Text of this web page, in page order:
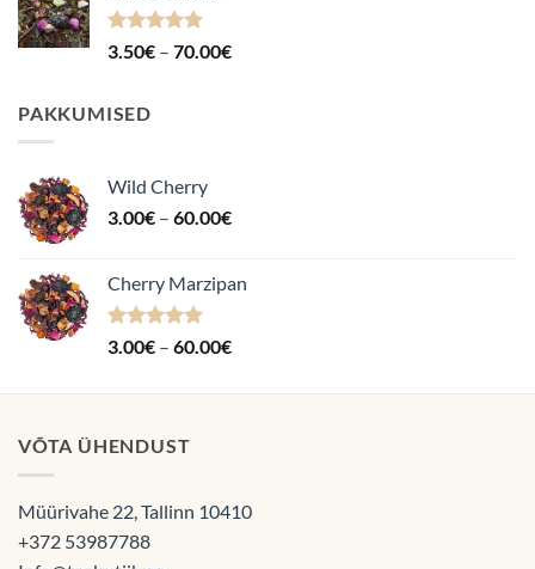
Hinnanguga
3.50€ – 70.00€Hinnavahemik:
PAKKUMISED
Wild Cherry
3.00€ – 60.00€Hinnavahemik:
60.00€
Cherry Marzipan
Hinnanguga
3.00€ – 60.00€Hinnavahemik:
kuni
VÕTA ÜHENDUST
Müürivahe 22, Tallinn 10410
+372 53987788